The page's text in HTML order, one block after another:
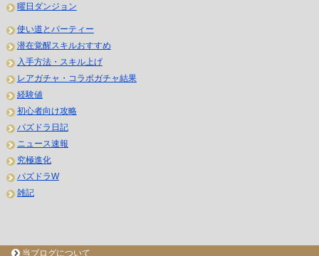
曜日ダンジョン
使い道とパーティー
潜在覚醒スキルおすすめ
入手方法・スキル上げ
レアガチャ・コラボガチャ結果
経験値
初心者向け攻略
パズドラ日記
ニュース速報
究極進化
パズドラW
雑記
当ブログについて